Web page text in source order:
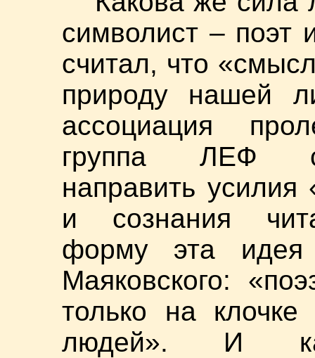
символист – поэт
считал, что
природу нашей
ассоциация
группа ЛЕФ
направить усилия
и сознания
форму эта идея
Маяковского:
только на
людей». И